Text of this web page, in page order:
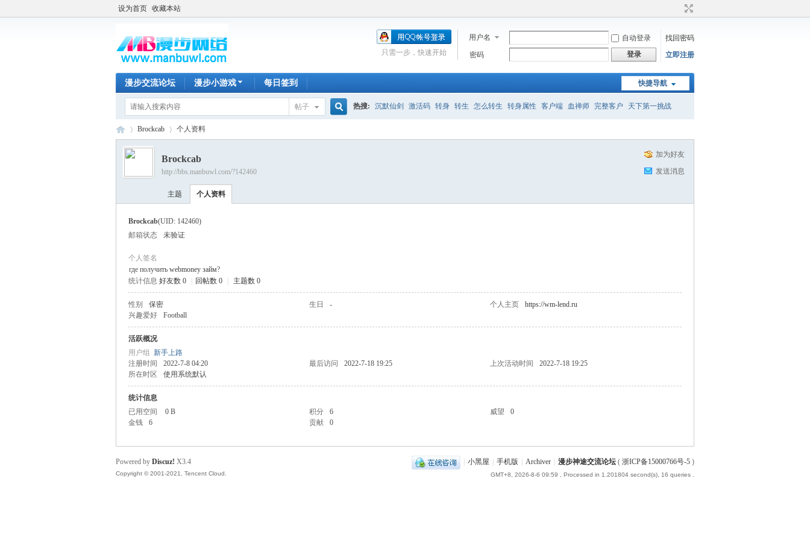
设为首页 收藏本站
用户名 自动登录
找回密码
密码
登录 立即注册
只需一步，快速开始
快捷导航
漫步交流论坛 漫步小游戏 每日签到
帖子 热搜: 沉默仙剑 激活码 转身 转生 怎么转生 转身属性 客户端 血禅师 完整客户 天下第一挑战
›
Brockcab 个人资料
加为好友
发送消息
Brockcab
http://bbs.manbuwl.com/?142460
主题 个人资料
Brockcab(UID: 142460)
邮箱状态
未验证
个人签名
где получить webmoney займ?
统计信息 好友数 0 回帖数 0 主题数 0
性别 保密 生日 - 个人主页
https://wm-lend.ru
兴趣爱好
Football
活跃概况
用户组 新手上路
注册时间
2022-7-8 04:20 最后访问 2022-7-18 19:25 上次活动时间
2022-7-18 19:25
所在时区
使用系统默认
统计信息
已用空间
0 B 积分 6 威望
0
金钱
6 贡献 0
小黑屋 手机版 Archiver 漫步神途交流论坛 ( 浙ICP备15000766号-5 )
GMT+8, 2026-8-6 09:59 , Processed in 1.201804 second(s), 16 queries .
Powered by Discuz! X3.4
Copyright © 2001-2021, Tencent Cloud.